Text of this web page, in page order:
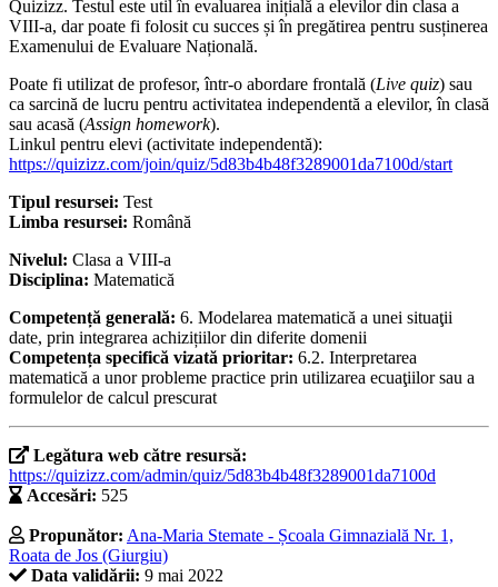
Quizizz. Testul este util în evaluarea inițială a elevilor din clasa a
VIII-a, dar poate fi folosit cu succes și în pregătirea pentru susținerea
Examenului de Evaluare Națională.
Poate fi utilizat de profesor, într-o abordare frontală (Live quiz) sau
ca sarcină de lucru pentru activitatea independentă a elevilor, în clasă
sau acasă (Assign homework).
Linkul pentru elevi (activitate independentă):
https://quizizz.com/join/quiz/5d83b4b48f3289001da7100d/start
Tipul resursei: Test
Limba resursei: Română
Nivelul: Clasa a VIII-a
Disciplina: Matematică
Competență generală: 6. Modelarea matematică a unei situaţii
date, prin integrarea achizițiilor din diferite domenii
Competența specifică vizată prioritar: 6.2. Interpretarea
matematică a unor probleme practice prin utilizarea ecuaţiilor sau a
formulelor de calcul prescurat
Legătura web către resursă:
https://quizizz.com/admin/quiz/5d83b4b48f3289001da7100d
Accesări: 525
Propunător: Ana-Maria Stemate - Școala Gimnazială Nr. 1,
Roata de Jos (Giurgiu)
Data validării: 9 mai 2022